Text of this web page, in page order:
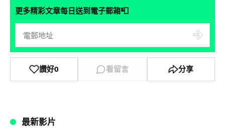
更多精彩文章每日送到電子郵箱📮
讚好0 看留言 分享
最新影片